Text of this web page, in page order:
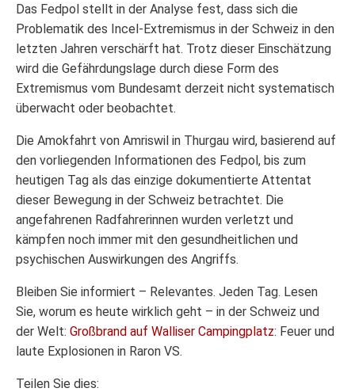
Das Fedpol stellt in der Analyse fest, dass sich die
Problematik des Incel-Extremismus in der Schweiz in den
letzten Jahren verschärft hat. Trotz dieser Einschätzung
wird die Gefährdungslage durch diese Form des
Extremismus vom Bundesamt derzeit nicht systematisch
überwacht oder beobachtet.
Die Amokfahrt von Amriswil in Thurgau wird, basierend auf
den vorliegenden Informationen des Fedpol, bis zum
heutigen Tag als das einzige dokumentierte Attentat
dieser Bewegung in der Schweiz betrachtet. Die
angefahrenen Radfahrerinnen wurden verletzt und
kämpfen noch immer mit den gesundheitlichen und
psychischen Auswirkungen des Angriffs.
Bleiben Sie informiert – Relevantes. Jeden Tag. Lesen
Sie, worum es heute wirklich geht – in der Schweiz und
der Welt: Großbrand auf Walliser Campingplatz: Feuer und
laute Explosionen in Raron VS.
Teilen Sie dies: